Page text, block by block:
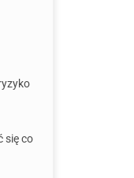
się co